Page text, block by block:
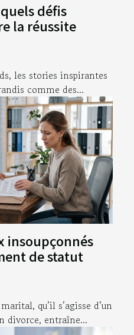
défis
la réussite
les stories inspirantes
comme des...
insoupçonnés
de statut
qu’il s’agisse d’un
divorce, entraîne...